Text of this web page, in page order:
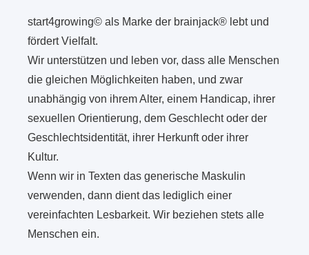
start4growing© als Marke der brainjack® lebt und
fördert Vielfalt.
Wir unterstützen und leben vor, dass alle Menschen
die gleichen Möglichkeiten haben, und zwar
unabhängig von ihrem Alter, einem Handicap, ihrer
sexuellen Orientierung, dem Geschlecht oder der
Geschlechtsidentität, ihrer Herkunft oder ihrer
Kultur.
Wenn wir in Texten das generische Maskulin
verwenden, dann dient das lediglich einer
vereinfachten Lesbarkeit. Wir beziehen stets alle
Menschen ein.